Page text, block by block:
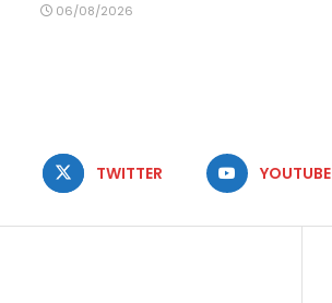
06/08/2026
TWITTER YOUTUBE